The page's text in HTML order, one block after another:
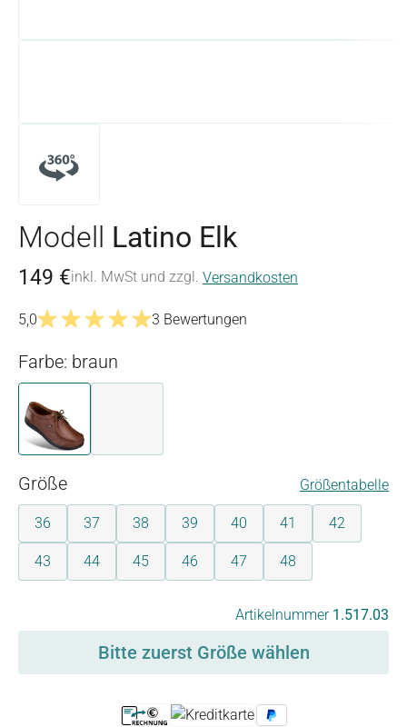
Modell Latino Elk
149 €inkl. MwSt und zzgl. Versandkosten
5,0
3 Bewertungen
Farbe: braun
braun
Größeauswählen Größentabelle
36 37 38 39 40 41 42
43 44 45 46 47 48
Artikelnummer 1.517.03
Bitte zuerst Größe wählen